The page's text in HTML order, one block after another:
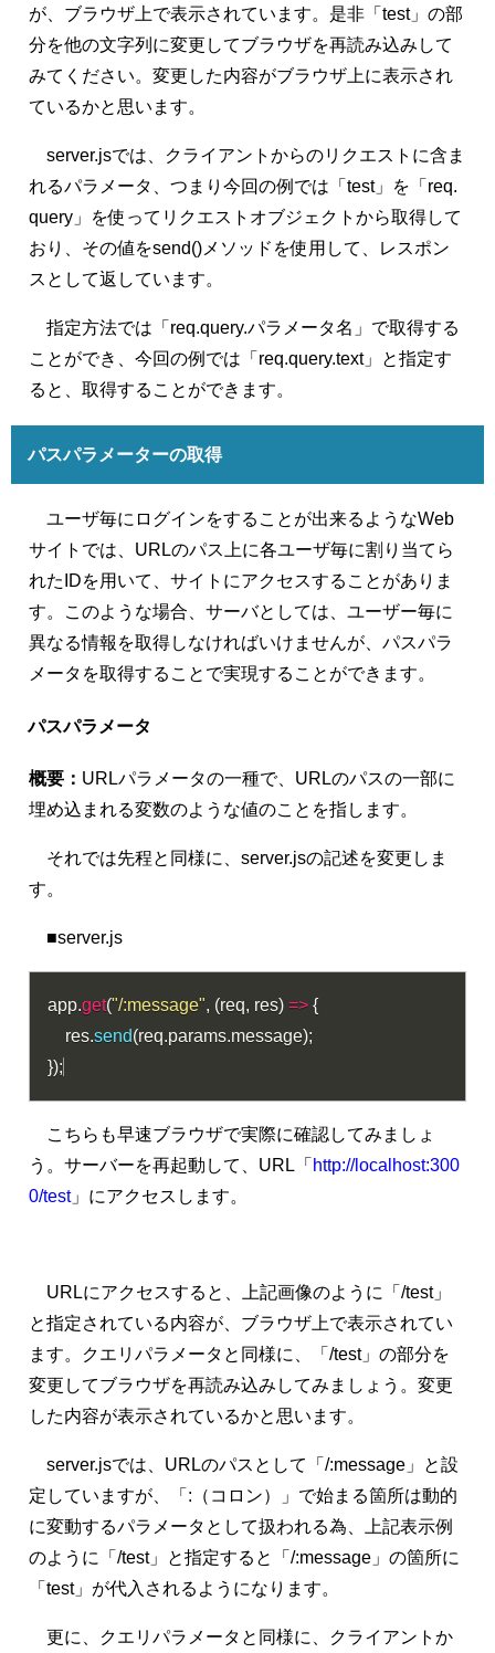
が、ブラウザ上で表示されています。是非「test」の部
分を他の文字列に変更してブラウザを再読み込みして
みてください。変更した内容がブラウザ上に表示され
ているかと思います。
server.jsでは、クライアントからのリクエストに含ま
れるパラメータ、つまり今回の例では「test」を「req.
query」を使ってリクエストオブジェクトから取得して
おり、その値をsend()メソッドを使用して、レスポン
スとして返しています。
指定方法では「req.query.パラメータ名」で取得する
ことができ、今回の例では「req.query.text」と指定す
ると、取得することができます。
パスパラメーターの取得
ユーザ毎にログインをすることが出来るようなWeb
サイトでは、URLのパス上に各ユーザ毎に割り当てら
れたIDを用いて、サイトにアクセスすることがありま
す。このような場合、サーバとしては、ユーザー毎に
異なる情報を取得しなければいけませんが、パスパラ
メータを取得することで実現することができます。
パスパラメータ
概要： URLパラメータの一種で、URLのパスの一部に
埋め込まれる変数のような値のことを指します。
それでは先程と同様に、server.jsの記述を変更しま
す。
■server.js
app.get("/:message", (req, res) => {
    res
.send(req.params.message);
});
こちらも早速ブラウザで実際に確認してみましょ
う。サーバーを再起動して、URL「 http://localhost:300
0/test」にアクセスします。
URLにアクセスすると、上記画像のように「/test」
と指定されている内容が、ブラウザ上で表示されてい
ます。クエリパラメータと同様に、「/test」の部分を
変更してブラウザを再読み込みしてみましょう。変更
した内容が表示されているかと思います。
server.jsでは、URLのパスとして「/:message」と設
定していますが、「:（コロン）」で始まる箇所は動的
に変動するパラメータとして扱われる為、上記表示例
のように「/test」と指定すると「/:message」の箇所に
「test」が代入されるようになります。
更に、クエリパラメータと同様に、クライアントか